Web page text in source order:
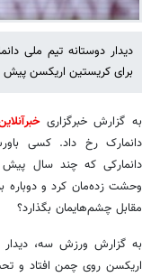
‫دیدار دوستانه تیم ملی
برای کریستین اریکسن پیش
به گزارش خبرگزاری
دانمارکی که چند سال
وحشت زده‌مان کرد و دوباره
مقابل چشم‌هایمان بگذارد؟
به گزارش ورزش سه، دیدار
اریکسن روی چمن افتاد و